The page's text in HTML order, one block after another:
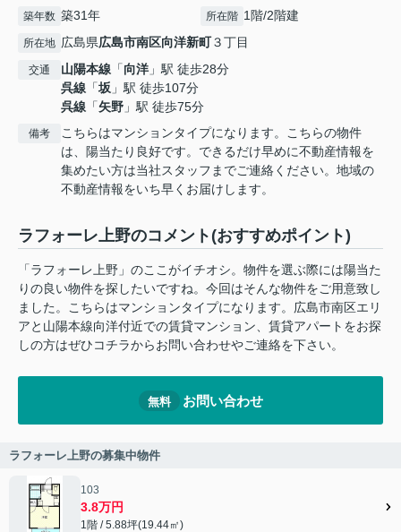
築年数 築31年 所在階 1階/2階建
所在地 広島県広島市南区向洋新町３丁目
交通 山陽本線 「向洋 」駅 徒歩28分
呉線 「坂 」駅 徒歩107分
呉線 「矢野 」駅 徒歩75分
備考
こちらはマンションタイプになります。こちらの物件
は、陽当たり良好です。できるだけ早めに不動産情報を
集めたい方は当社スタッフまでご連絡ください。地域の
不動産情報をいち早くお届けします。
ラフォーレ上野のコメント(おすすめポイント)
「ラフォーレ上野」のここがイチオシ。物件を選ぶ際には陽当た
りの良い物件を探したいですね。今回はそんな物件をご用意致し
ました。こちらはマンションタイプになります。広島市南区エリ
アと山陽本線向洋付近での賃貸マンション、賃貸アパートをお探
しの方はぜひコチラからお問い合わせやご連絡を下さい。
無料 お問い合わせ
ラフォーレ上野の募集中物件
103
3.8万円
1階 / 5.88坪(19.44㎡)